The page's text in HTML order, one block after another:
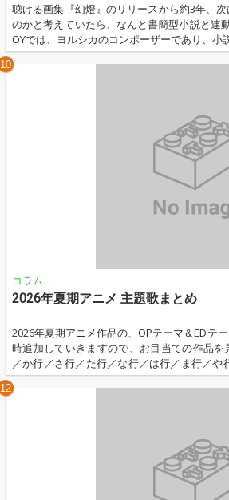
聴ける画集『幻燈』のリリースから約3年、
のかと考えていたら、なんと書簡型小説と連
OYでは、ヨルシカのコンポーザーであり、小
unaへインタビューを実施。本記事には、作
ネタバレが含まれるため、作品をより深く、
10
コラム
2026年夏期アニメ 主題歌まとめ
2026年夏期アニメ作品の、OPテーマ＆EDテ
時追加していきますので、お目当ての作品
／か行／さ行／た行／な行／は行／ま行／や
い「しゃいすまっ！」 主題歌：フレデリック
12